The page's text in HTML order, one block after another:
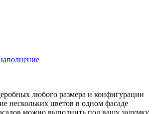
любого размера и конфигурации
нескольких цветов в одном фасаде
можно выполнить под вашу задумку